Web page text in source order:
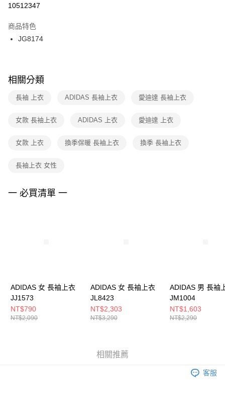
１．於結帳方式選擇「AFTEE先享後付」後，將跳轉至「AFTEE先享後付」
２．訂單成立數日內，您將收到繳費通知簡訊。
３．收到繳費通知簡訊後14天內，點擊此簡訊中的連結，可透過四大超商／
ATM／網路銀行／等多元方式進行付款，方視為交易完成。
※ 交易是否成功請以「AFTEE先享後付 」之結帳頁面顯示為準，若有關於
是否繳費成功／繳費後需取消欲退款等相關疑問，請聯繫「AFTEE先享後付
客戶支援中心」
https://netprotections.freshdesk.com/support/home
１．透過由恩沛科技股份有限公司提供之「AFTEE先享後付」服務完成之交
權轉讓予恩沛科技股份有限公司。
３．未成年的使用者請事先徵得法定代理人或監護人之同意方可使用
４．使用「AFTEE先享後付」時，將依據個別帳號之用戶狀況，依本公司即
每筆NT$100，滿NT$1,500(含以上)免運費
付款後門市自取
每筆NT$100，滿NT$1,500(含以上)免運費
10512347
商品特色
JG8174
相關分類
長袖 上衣 ADIDAS 長袖上衣 愛迪達 長袖上衣
女款 長袖上衣 ADIDAS 上衣 愛迪達 上衣
女款 上衣 換季保暖 長袖上衣 換季 長袖上衣
長袖上衣 女性
一 必買清單 一
ADIDAS 女 長袖上衣
JJ1573
NT$790
NT$2,090
ADIDAS 女 長袖上衣
JL8423
NT$2,303
NT$3,290
ADIDAS 男 長袖
JM1004
NT$1,603
NT$2,290
相關推薦
客服